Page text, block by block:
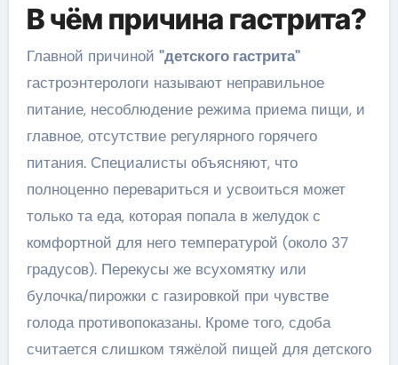
В чём причина гастрита?
Главной причиной "детского гастрита"
гастроэнтерологи называют неправильное
питание, несоблюдение режима приема пищи, и
главное, отсутствие регулярного горячего
питания. Специалисты объясняют, что
полноценно перевариться и усвоиться может
только та еда, которая попала в желудок с
комфортной для него температурой (около 37
градусов). Перекусы же всухомятку или
булочка/пирожки с газировкой при чувстве
голода противопоказаны. Кроме того, сдоба
считается слишком тяжёлой пищей для детского